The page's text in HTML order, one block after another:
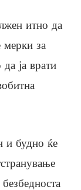
итно да
мерки за
ја врати
и будно ќе